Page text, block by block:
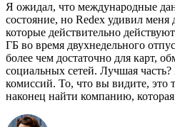
Я ожидал, что международные
состояние, но Redex удивил
которые действительно
ГБ во время двухнедельного
более чем достаточно для карт,
социальных сетей. Лучшая
комиссий. То, что вы видите, это
наконец найти компанию,